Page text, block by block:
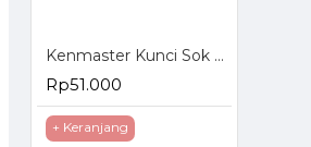
Kenmaster Kunci Sok Set 27 Pcs
Rp51.000
+ Keranjang